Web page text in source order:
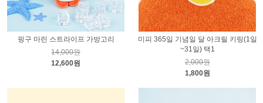
핑구 마린 스트라이프 가방고리
14,000원
12,600원
미피 365일 기념일 달 아크릴 키링(1일
~31일) 택1
2,000원
1,800원